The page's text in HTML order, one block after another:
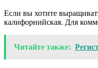
Если вы хотите
калифорнийская. Для
Читайте также: